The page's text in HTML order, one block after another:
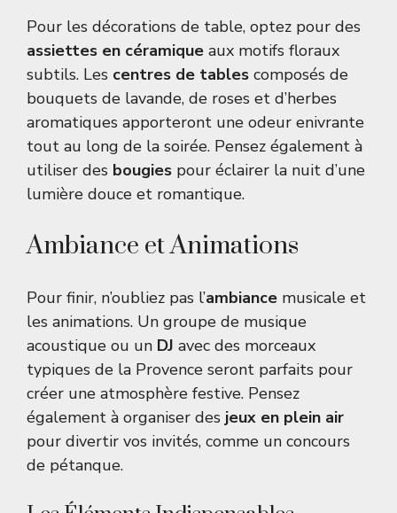
Pour les décorations de table, optez pour des
assiettes en céramique aux motifs floraux
subtils. Les centres de tables composés de
bouquets de lavande, de roses et d’herbes
aromatiques apporteront une odeur enivrante
tout au long de la soirée. Pensez également à
utiliser des bougies pour éclairer la nuit d’une
lumière douce et romantique.
Ambiance et Animations
Pour finir, n’oubliez pas l’ambiance musicale et
les animations. Un groupe de musique
acoustique ou un DJ avec des morceaux
typiques de la Provence seront parfaits pour
créer une atmosphère festive. Pensez
également à organiser des jeux en plein air
pour divertir vos invités, comme un concours
de pétanque.